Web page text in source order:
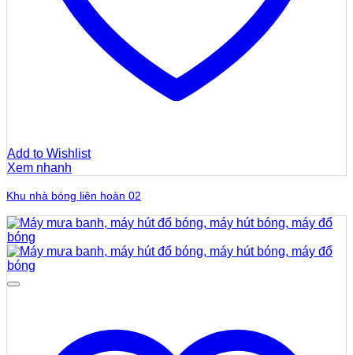
Add to Wishlist
Xem nhanh
Khu nhà bóng liên hoàn 02